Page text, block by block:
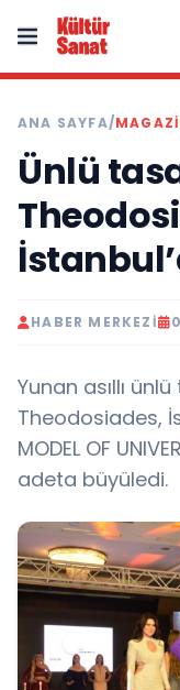
ANA SAYFA/
Ünlü
HABER MERKEZI
Yunan asıllı
Theodosiades,
MODEL OF
adeta büyüledi.